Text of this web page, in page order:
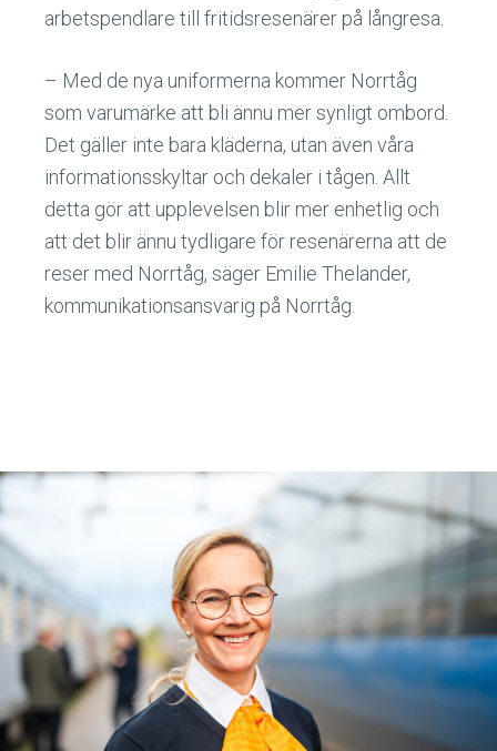
arbetspendlare till fritidsresenärer på långresa.
– Med de nya uniformerna kommer Norrtåg
som varumärke att bli ännu mer synligt ombord.
Det gäller inte bara kläderna, utan även våra
informationsskyltar och dekaler i tågen. Allt
detta gör att upplevelsen blir mer enhetlig och
att det blir ännu tydligare för resenärerna att de
reser med Norrtåg, säger Emilie Thelander,
kommunikationsansvarig på Norrtåg.